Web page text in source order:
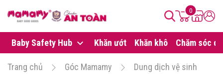
0
Baby Safety Hub Khăn ướt Khăn khô Chăm sóc da
Trang chủ Góc Mamamy
Dung dịch vệ sinh